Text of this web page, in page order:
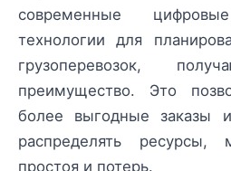
современные
технологии для
грузоперевозок,
преимущество. Это
более выгодные заказы
распределять ресурсы,
простоя и потерь.